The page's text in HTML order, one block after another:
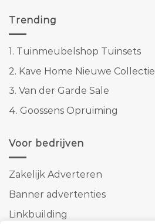
Trending
1. Tuinmeubelshop Tuinsets
2. Kave Home Nieuwe Collectie
3. Van der Garde Sale
4. Goossens Opruiming
Voor bedrijven
Zakelijk Adverteren
Banner advertenties
Linkbuilding